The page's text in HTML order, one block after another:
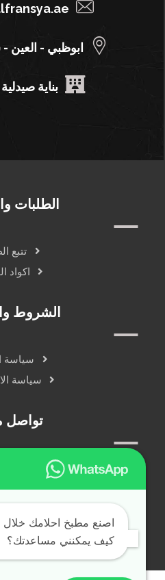
ابوظبي - العين
بناية
الطلبات
تتبع
اكواد
الشروط
سياسة
سياسة
تواصل
دردشة
اصنع مطبخ احلامك خلال 20يوم فقط
كيف يمكنني مساعدتك؟